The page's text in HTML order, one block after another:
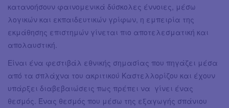
κατανοήσουν φαινομενικά δύσκολες έννοιες, μέσω
λογικών και εκπαιδευτικών γρίφων, η εμπειρία της
εκμάθησης επιστημών γίνεται πιο αποτελεσματική και
απολαυστική.
Είναι ένα φεστιβάλ εθνικής σημασίας που πηγάζει μέσα
από τα σπλάχνα του ακριτικού Καστελλορίζου και έχουν
υπάρξει διαβεβαιώσεις πως πρέπει να γίνει ένας
θεσμός. Ένας θεσμός που μέσω της εξαγωγής σπάνιου